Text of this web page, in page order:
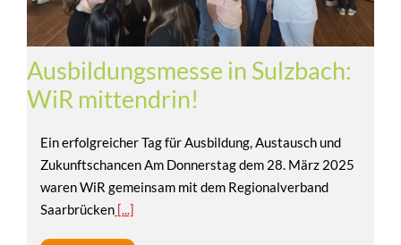
Ausbildungsmesse in Sulzbach:
WiR mittendrin!
Ein erfolgreicher Tag für Ausbildung, Austausch und
Zukunftschancen Am Donnerstag dem 28. März 2025
waren WiR gemeinsam mit dem Regionalverband
Saarbrücken[...]